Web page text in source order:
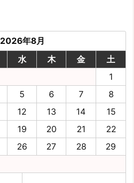
2026年8月
水 木 金
土
1
5 6 7
8
12 13 14
15
19 20 21
22
26 27 28
29